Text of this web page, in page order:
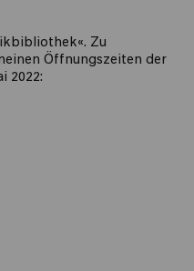
Zu
Öffnungszeiten der
2022: